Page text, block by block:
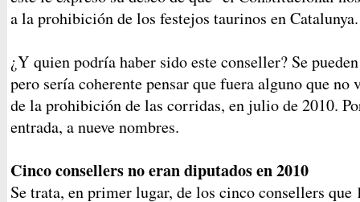
a la prohibición de los festejos taurinos en Catalunya.
¿Y quien podría haber sido este conseller? Se
pero sería coherente pensar que fuera alguno que no
de la prohibición de las corridas, en julio de 2010.
entrada, a nueve nombres.
Cinco consellers no eran diputados en 2010
Se trata, en primer lugar, de los cinco consellers que